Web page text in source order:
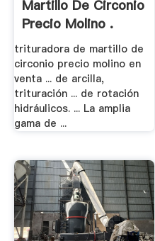
Martillo De Circonio
Precio Molino .
trituradora de martillo de
circonio precio molino en
venta ... de arcilla,
trituración ... de rotación
hidráulicos. ... La amplia
gama de ...